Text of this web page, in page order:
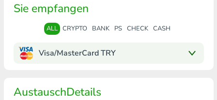
Sie empfangen
ALL CRYPTO BANK PS CHECK CASH
Visa/MasterCard TRY
AustauschDetails